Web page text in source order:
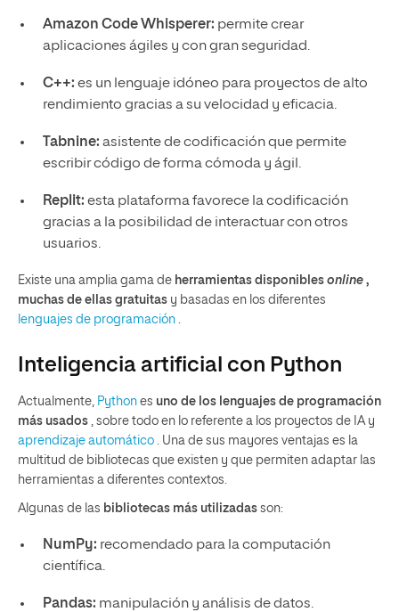
Amazon Code Whisperer: permite crear
aplicaciones ágiles y con gran seguridad.
C++: es un lenguaje idóneo para proyectos de alto
rendimiento gracias a su velocidad y eficacia.
Tabnine: asistente de codificación que permite
escribir código de forma cómoda y ágil.
Replit: esta plataforma favorece la codificación
gracias a la posibilidad de interactuar con otros
usuarios.
Existe una amplia gama de herramientas disponibles online ,
muchas de ellas gratuitas y basadas en los diferentes
lenguajes de programación
Inteligencia artificial con Python
Actualmente, Python es uno de los lenguajes de programación
más usados , sobre todo en lo referente a los proyectos de IA y
aprendizaje automático . Una de sus mayores ventajas es la
multitud de bibliotecas que existen y que permiten adaptar las
herramientas a diferentes contextos.
Algunas de las bibliotecas más utilizadas son:
NumPy: recomendado para la computación
científica.
Pandas: manipulación y análisis de datos.